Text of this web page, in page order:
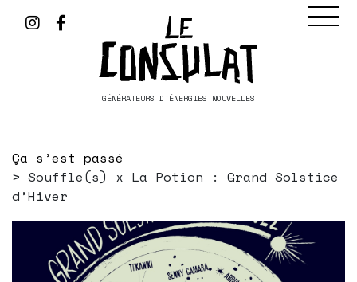
GÉNÉRATEURS D'ÉNERGIES NOUVELLES
Ça s’est passé
Souffle(s) x La Potion : Grand Solstice
d’Hiver